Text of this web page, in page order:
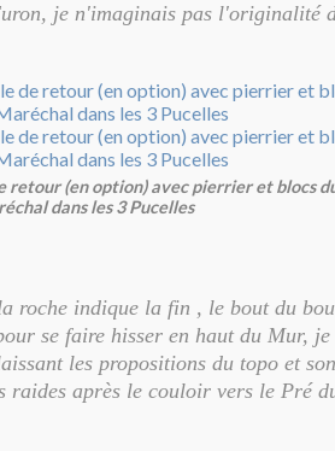
je n'imaginais pas l'originalité
retour (en option) avec pierrier et blocs
dans les 3 Pucelles
roche indique la fin , le bout du
se faire hisser en haut du Mur, je
les propositions du topo et
raides après le couloir vers le Pré